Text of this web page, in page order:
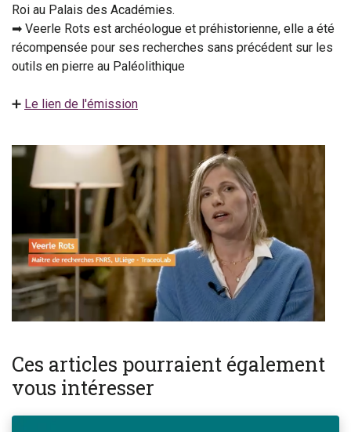
Roi au Palais des Académies.
➡ Veerle Rots est archéologue et préhistorienne, elle a été
récompensée pour ses recherches sans précédent sur les
outils en pierre au Paléolithique
➕ Le lien de l'émission
Ces articles pourraient également
vous intéresser